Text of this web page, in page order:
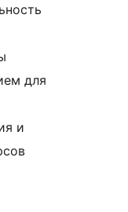
для
и